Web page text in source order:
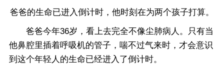
爸爸的生命已进入倒计时，他时刻在为两个孩子打算。
爸爸今年36岁，看上去完全不像尘肺病人。只有当
他鼻腔里插着呼吸机的管子，喘不过气来时，才会意识
到这个年轻人的生命已经进入了倒计时。